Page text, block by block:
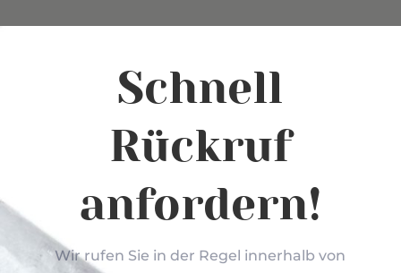
Schnell
Rückruf
anfordern!
Wir rufen Sie in der Regel innerhalb von